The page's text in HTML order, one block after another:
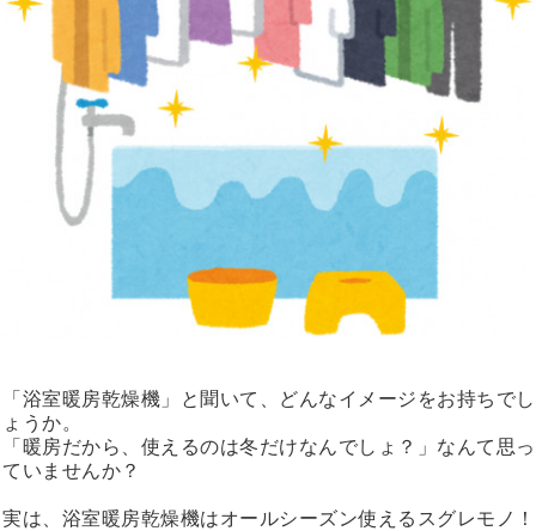
「浴室暖房乾燥機」と聞いて 、どんなイメージをお持ちでし
ょうか。
「暖房だから、使えるのは冬だけなんでしょ？」なんて思っ
ていませんか？
実は、浴室暖房乾燥機はオールシーズン使えるスグレモノ！